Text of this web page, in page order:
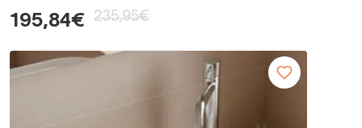
195,84€ 235,95€